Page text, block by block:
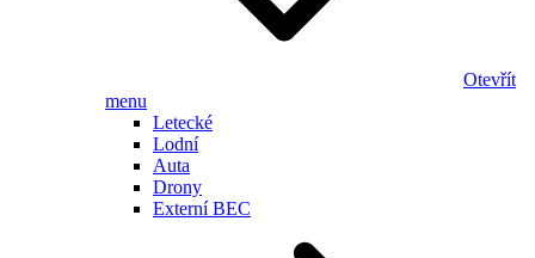
Otevřít
menu
Letecké
Lodní
Auta
Drony
Externí BEC